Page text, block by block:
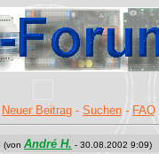
Neuer Beitrag - Suchen - FAQ
(von André H. - 30.08.2002 9:09)